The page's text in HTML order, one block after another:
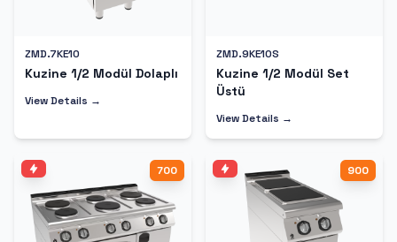
ZMD.7KE10
Kuzine 1/2 Modül Dolaplı
View Details →
ZMD.9KE10S
Kuzine 1/2 Modül Set
Üstü
View Details →
700 900